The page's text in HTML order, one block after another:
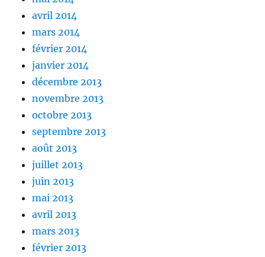
avril 2014
mars 2014
février 2014
janvier 2014
décembre 2013
novembre 2013
octobre 2013
septembre 2013
août 2013
juillet 2013
juin 2013
mai 2013
avril 2013
mars 2013
février 2013